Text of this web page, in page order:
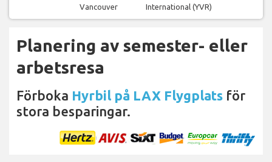
Vancouver
International (YVR)
Planering av semester- eller
arbetsresa
Förboka Hyrbil på LAX Flygplats för
stora besparingar.